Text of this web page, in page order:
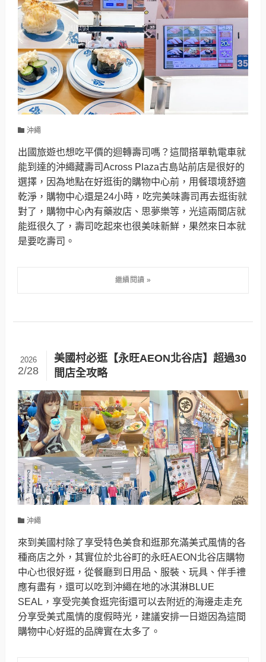
沖繩
出國旅遊也想吃平價的迴轉壽司嗎？這間搭單軌電車就
能到達的沖繩藏壽司Across Plaza古島站前店是很好的
選擇，因為地點在好逛街的購物中心前，用餐環境舒適
乾淨，購物中心還是24小時，吃完美味壽司再去逛街就
對了，購物中心內有藥妝店、思夢樂等，光這兩間店就
能逛很久了，壽司吃起來也很美味新鮮，果然來日本就
是要吃壽司。
美國村必逛【永旺AEON北谷店】超過30
間店全攻略
2026
2/28
沖繩
來到美國村除了享受特色美食和逛那充滿美式風情的各
種商店之外，其實位於北谷町的永旺AEON北谷店購物
中心也很好逛，從餐廳到日用品、服裝、玩具、伴手禮
應有盡有，還可以吃到沖繩在地的冰淇淋BLUE
SEAL，享受完美食逛完街還可以去附近的海邊走走充
分享受美式風情的度假時光，建議安排一日遊因為這間
購物中心好逛的品牌實在太多了。